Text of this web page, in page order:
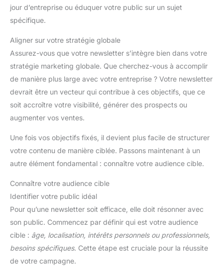
jour d’entreprise ou éduquer votre public sur un sujet
spécifique.
Aligner sur votre stratégie globale
Assurez-vous que votre newsletter s’intègre bien dans votre
stratégie marketing globale. Que cherchez-vous à accomplir
de manière plus large avec votre entreprise ? Votre newsletter
devrait être un vecteur qui contribue à ces objectifs, que ce
soit accroître votre visibilité, générer des prospects ou
augmenter vos ventes.
Une fois vos objectifs fixés, il devient plus facile de structurer
votre contenu de manière ciblée. Passons maintenant à un
autre élément fondamental : connaître votre audience cible.
Connaître votre audience cible
Identifier votre public idéal
Pour qu’une newsletter soit efficace, elle doit résonner avec
son public. Commencez par définir qui est votre audience
cible : âge, localisation, intérêts personnels ou professionnels,
besoins spécifiques. Cette étape est cruciale pour la réussite
de votre campagne.